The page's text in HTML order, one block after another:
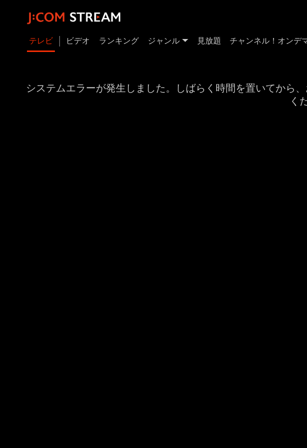
テレビ ビデオ ランキング ジャンル 見放題 チャンネル！オンデ
システムエラーが発生しました。しばらく時間を置いてから
く